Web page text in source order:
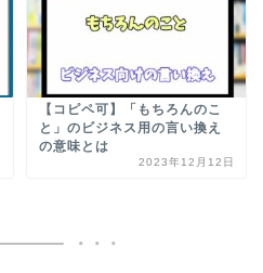
【コピペ可】「もちろんのこ
と」のビジネス用の言い換え
の意味とは
2023年12月12日